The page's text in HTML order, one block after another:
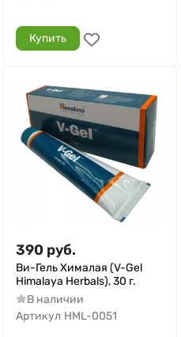
Купить
390 руб.
Ви-Гель Хималая (V-Gel
Himalaya Herbals), 30 г.
В наличии
Артикул HML-0051